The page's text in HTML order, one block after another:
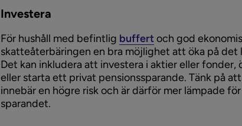
Investera
För hushåll med befintlig buffertoch god
skatteåterbäringen en bra möjlighet att öka på det
Det kan inkludera att investera i aktier eller fonder,
eller starta ett privat pensionssparande. Tänk på
innebär en högre risk och är därför mer lämpade
sparandet.